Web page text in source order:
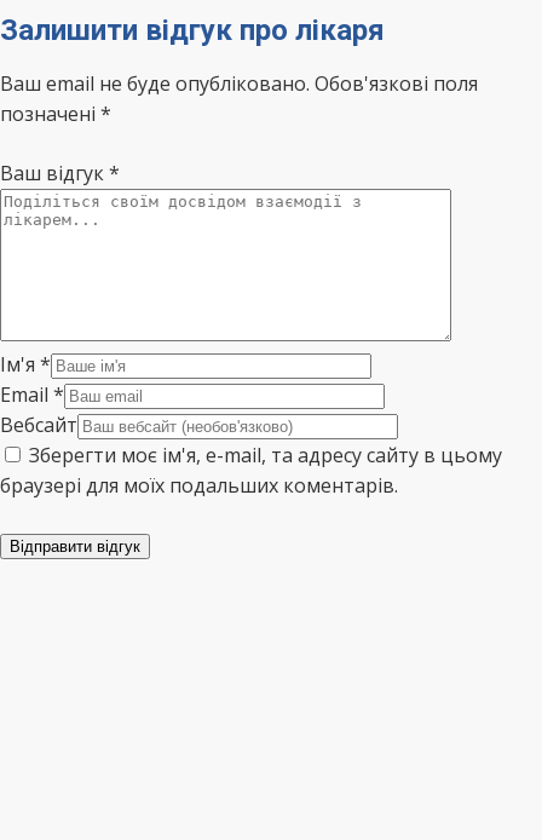
Залишити відгук про лікаря
Ваш email не буде опубліковано. Обов'язкові поля
позначені *
Ваш відгук*
Ім'я *
Email *
Вебсайт
Зберегти моє ім'я, e-mail, та адресу сайту в цьому
браузері для моїх подальших коментарів.
Відправити відгук